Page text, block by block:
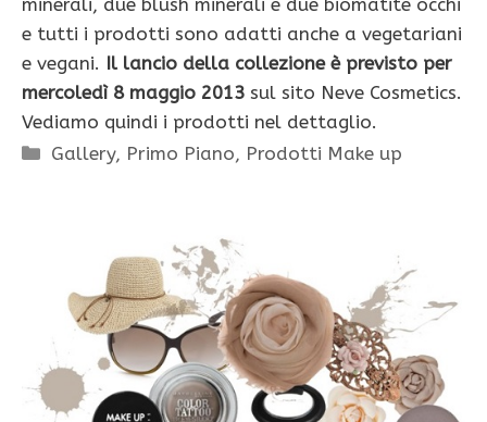
e tutti i prodotti sono adatti anche a vegetariani
e vegani. Il lancio della collezione è previsto per
mercoledì 8 maggio 2013 sul sito Neve Cosmetics.
Vediamo quindi i prodotti nel dettaglio.
Categorie
Gallery, Primo Piano, Prodotti Make up